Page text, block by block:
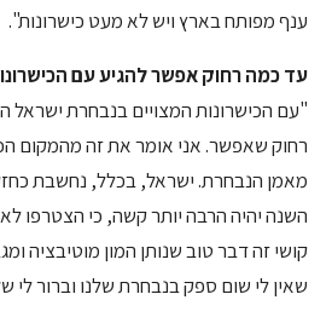
ענף מפותח בארץ ויש לא מעט כישרונות".
עד כמה רחוק אפשר להגיע עם
"עם הכישרונות המצויים בנבחרת ישראל
רחוק שאפשר. אני אומר את זה מהמקום
מאמן הנבחרת. ישראל, בכלל, נחשבת
השנה יהיה הרבה יותר קשה, כי הצטרפו
קושי זה דבר טוב שנותן המון מוטיבציה
שאין לי שום ספק בנבחרת שלנו וברור לי